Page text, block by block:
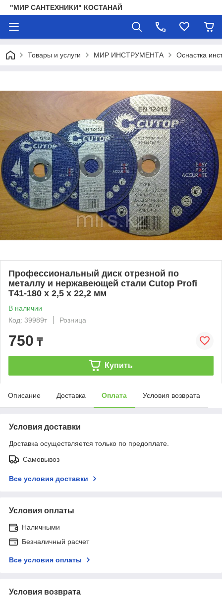
"МИР САНТЕХНИКИ" КОСТАНАЙ
Товары и услуги МИР ИНСТРУМЕНТА Оснастка
Профессиональный диск отрезной по
металлу и нержавеющей стали Cutop Profi
Т41-180 х 2,5 х 22,2 мм
В наличии
Код: 39989т
Розница
750 ₸
Купить
Описание Доставка Оплата Условия возврата
Условия доставки
Доставка осуществляется только по предоплате.
Самовывоз
Все условия доставки
Условия оплаты
Наличными
Безналичный расчет
Все условия оплаты
Условия возврата